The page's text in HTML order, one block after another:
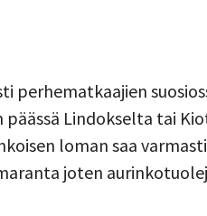
Lindokselta tai
loman saa
joten